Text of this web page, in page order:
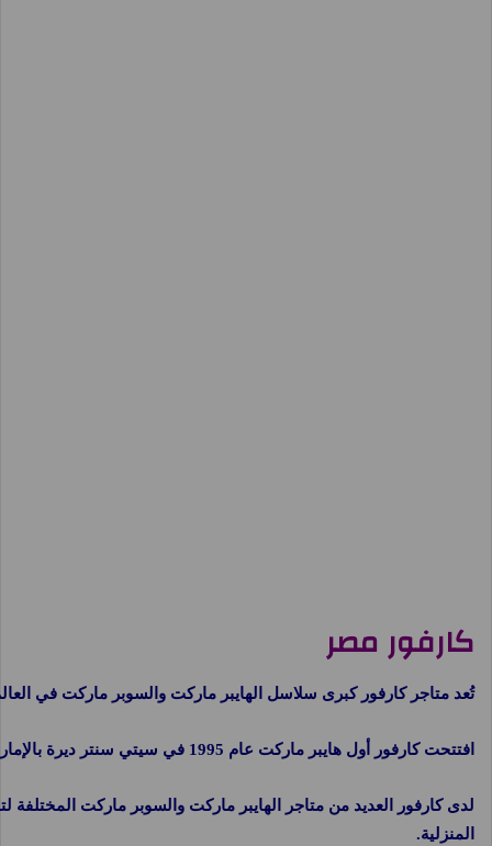
كارفور مصر
تُعد متاجر كارفور كبرى سلاسل الهايبر ماركت والسوبر ماركت في العالم. ولقد أطلقت مجموعة ماجد الفطيم
افتتحت كارفور أول هايبر ماركت عام 1995 في سيتي سنتر ديرة بالإمارات العربية المتحدة، ثم تزايدت متاجر كارفور خلال السنوات الماضية ووصل عددها إلى 175 متجراً منتشرة في 15 دولة في جميع أنحاء المنطقة، وتقدّم خدماتها إلى أكثر من 200 ألف عميل يومياً.
المنزلية.